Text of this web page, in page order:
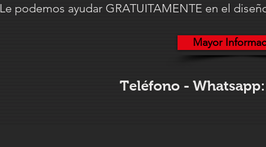
Le podemos ayudar GRATUITAMENTE en el
Mayor
Teléfono - Whatsapp: